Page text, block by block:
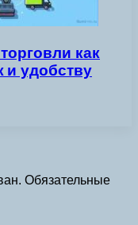
как
удобству
Обязательные